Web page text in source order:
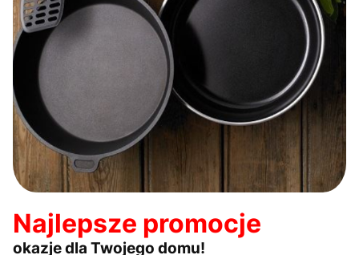
Najlepsze promocje
okazje dla Twojego domu!